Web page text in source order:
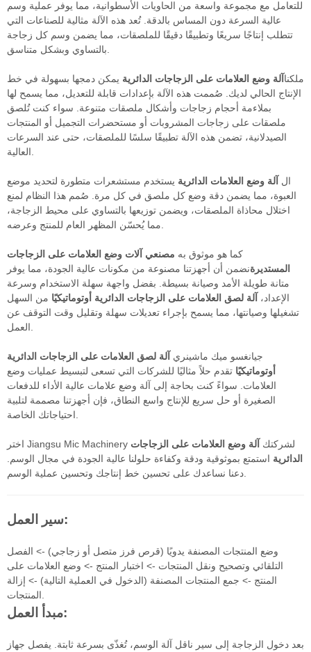
للتعامل مع مجموعة واسعة من الحاويات الأسطوانية، مما يوفر عملية وسم
عالية السرعة دون المساس بالدقة. تُعد هذه الآلة مثالية للصناعات التي
تتطلب إنتاجًا سريعًا وتطبيقًا دقيقًا للملصقات، مما يضمن وسم كل زجاجة
ملكنا آلة وضع العلامات على الزجاجات الدائرية يمكن دمجها بسهولة في خط
الإنتاج الحالي لديك. صُممت هذه الآلة بإعدادات قابلة للتعديل، مما يسمح لها
بملاءمة أحجام زجاجات وأشكال ملصقات متنوعة. سواء كنت تُلصق
ملصقات على زجاجات المشروبات أو مستحضرات التجميل أو المنتجات
الصيدلانية، تضمن هذه الآلة تطبيقًا سلسًا للملصقات، حتى عند السرعات
ال آلة وضع العلامات الدائرية يستخدم مستشعرات متطورة لتحديد موضع
العبوة، مما يضمن دقة وضع كل ملصق في كل مرة. صُمم هذا النظام لمنع
اختلال محاذاة الملصقات، ويضمن توزيعها بالتساوي على محيط الزجاجة،
كما هو موثوق به مصنعي آلات وضع العلامات على الزجاجات
المستديرةنضمن أن أجهزتنا مصنوعة من مكونات عالية الجودة، مما يوفر
متانة طويلة الأمد وصيانة بسيطة. بفضل واجهة سهلة الاستخدام وسرعة
الإعداد، آلة لصق العلامات على الزجاجات الدائرية أوتوماتيكيًا من السهل
تشغيلها وصيانتها، مما يسمح بإجراء تعديلات سهلة وتقليل وقت التوقف عن
جيانغسو ميك ماشينري آلة لصق العلامات على الزجاجات الدائرية
أوتوماتيكيًا تقدم حلاً مثاليًا للشركات التي تسعى لتبسيط عمليات وضع
العلامات. سواءً كنت بحاجة إلى آلة وضع علامات عالية الأداء للدفعات
الصغيرة أو حل سريع للإنتاج واسع النطاق، فإن أجهزتنا مصممة لتلبية
اختر Jiangsu Mic Machinery لشركتك آلة وضع العلامات على الزجاجات
الدائرية استمتع بموثوقية ودقة وكفاءة حلولنا عالية الجودة في مجال الوسم.
سير العمل:
وضع المنتجات المصنفة يدويًا (قرص فرز متصل أو زجاجي) -> الفصل
التلقائي وتصحيح ونقل المنتجات -> اختبار المنتج -> وضع العلامات على
المنتج -> جمع المنتجات المصنفة (الدخول في العملية التالية) -> إزالة
مبدأ العمل:
بعد دخول الزجاجة إلى سير ناقل آلة الوسم، تُغذّى بسرعة ثابتة. يفصل جهاز